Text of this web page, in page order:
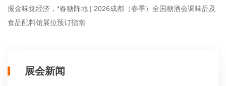
掘金味觉经济，*春糖阵地 | 2026成都（春季）全国糖酒会调味品及
食品配料馆展位预订指南
展会新闻